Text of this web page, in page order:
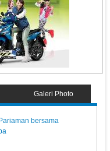
Galeri Photo
bersama